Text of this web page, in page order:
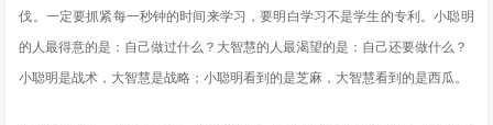
伐。一定要抓紧每一秒钟的时间来学习，要明白学习不是学生的专利。小聪明
的人最得意的是：自己做过什么？大智慧的人最渴望的是：自己还要做什么？
小聪明是战术，大智慧是战略；小聪明看到的是芝麻，大智慧看到的是西瓜。